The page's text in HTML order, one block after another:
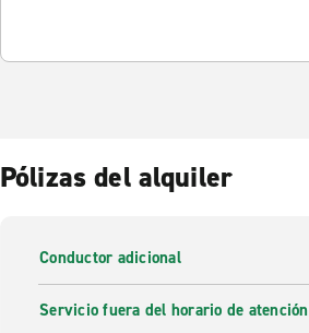
Pólizas del alquiler
Conductor adicional
Servicio fuera del horario de atención